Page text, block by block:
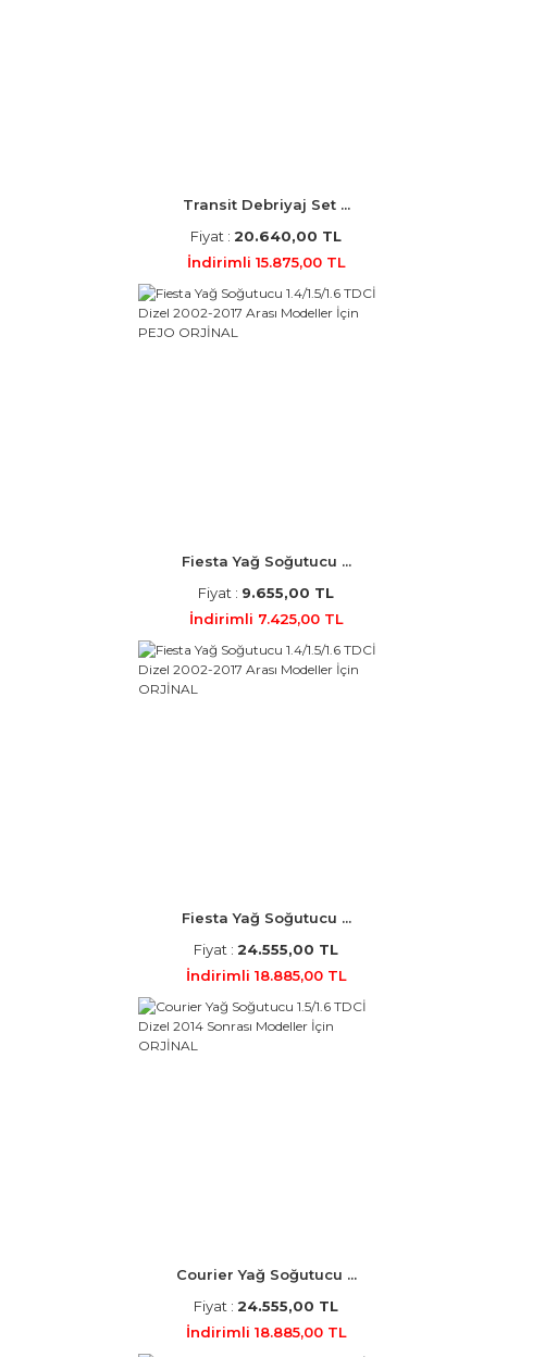
Transit Debriyaj Set ...
Fiyat : 20.640,00 TL
İndirimli 15.875,00 TL
Fiesta Yağ Soğutucu ...
Fiyat : 9.655,00 TL
İndirimli 7.425,00 TL
Fiesta Yağ Soğutucu ...
Fiyat : 24.555,00 TL
İndirimli 18.885,00 TL
Courier Yağ Soğutucu ...
Fiyat : 24.555,00 TL
İndirimli 18.885,00 TL